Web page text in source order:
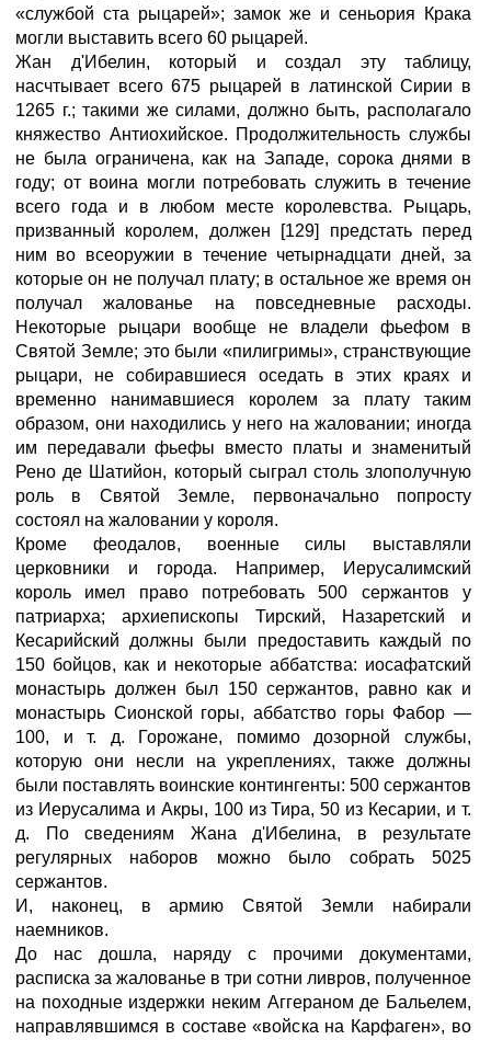
«службой ста рыцарей»; замок же и сеньория Крака
могли выставить всего 60 рыцарей.
Жан д'Ибелин, который и создал эту таблицу,
насчтывает всего 675 рыцарей в латинской Сирии в
1265 г.; такими же силами, должно быть, располагало
княжество Антиохийское. Продолжительность службы
не была ограничена, как на Западе, сорока днями в
году; от воина могли потребовать служить в течение
всего года и в любом месте королевства. Рыцарь,
призванный королем, должен [129] предстать перед
ним во всеоружии в течение четырнадцати дней, за
которые он не получал плату; в остальное же время он
получал жалованье на повседневные расходы.
Некоторые рыцари вообще не владели фьефом в
Святой Земле; это были «пилигримы», странствующие
рыцари, не собиравшиеся оседать в этих краях и
временно нанимавшиеся королем за плату таким
образом, они находились у него на жаловании; иногда
им передавали фьефы вместо платы и знаменитый
Рено де Шатийон, который сыграл столь злополучную
роль в Святой Земле, первоначально попросту
состоял на жаловании у короля.
Кроме феодалов, военные силы выставляли
церковники и города. Например, Иерусалимский
король имел право потребовать 500 сержантов у
патриарха; архиепископы Тирский, Назаретский и
Кесарийский должны были предоставить каждый по
150 бойцов, как и некоторые аббатства: иосафатский
монастырь должен был 150 сержантов, равно как и
монастырь Сионской горы, аббатство горы Фабор —
100, и т. д. Горожане, помимо дозорной службы,
которую они несли на укреплениях, также должны
были поставлять воинские контингенты: 500 сержантов
из Иерусалима и Акры, 100 из Тира, 50 из Кесарии, и т.
д. По сведениям Жана д'Ибелина, в результате
регулярных наборов можно было собрать 5025
сержантов.
И, наконец, в армию Святой Земли набирали
наемников.
До нас дошла, наряду с прочими документами,
расписка за жалованье в три сотни ливров, полученное
на походные издержки неким Аггераном де Бальелем,
направлявшимся в составе «войска на Карфаген», во